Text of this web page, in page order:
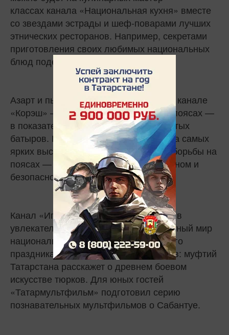
классах канала «Национальная кухня» вместе
со звездами эстрады и шеф-поварами лучших
этнических ресторанов. Например, секретами
приготовления своих любимых национальных
блюд поделится певица Алсу.
Азарт и пыл схватки ждет зрителей на канале
«Корэш» — национальной борьбы на поясах —
в показательных выступлениях именитых
батыров. Исторические кадры, хроника самых
ярких выступлений, события из мира борьбы на
поясах — все это в максимально удобном и
безопасном для зрителей формате.
Канал «Игровой Сабантуй» пригласит в
увлекательное путешествие в колоритный мир
национальных традиций этого древнего
праздника плуга. Внимание, эксклюзив: муфтий
Татарстана расскажет о древнем боевом
искусстве тюрков. Для юных гостей
«Татармультфильм» подготовил серию
познавательных мультфильмов о Сабантуе.